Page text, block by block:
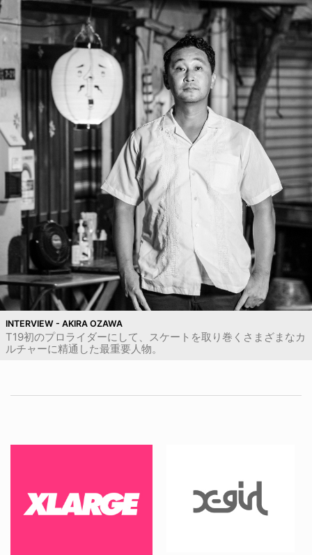
INTERVIEW - AKIRA OZAWA
T19初のプロライダーにして、スケートを取り巻くさまざまなカ
ルチャーに精通した最重要人物。